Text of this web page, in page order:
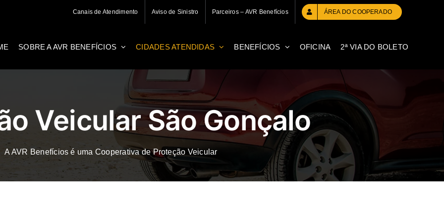
Canais de Atendimento Aviso de Sinistro Parceiros – AVR Benefícios ÁREA DO COOPERADO
SOBRE A AVR BENEFÍCIOS CIDADES ATENDIDAS BENEFÍCIOS OFICINA 2ª VIA DO BOLETO
Veicular São Gonçalo
A AVR Benefícios é uma Cooperativa de Proteção Veicular